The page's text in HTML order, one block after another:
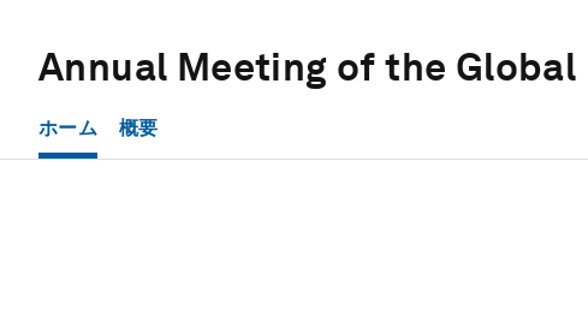
Annual Meeting of the
ホーム 概要